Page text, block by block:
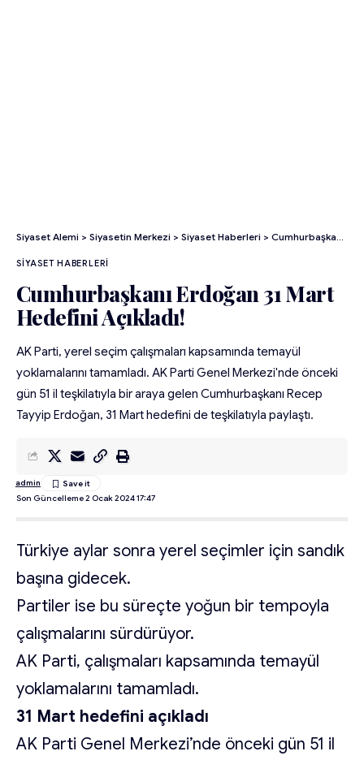
Siyaset Alemi > Siyasetin Merkezi > Siyaset Haberleri > Cumhurbaşkanı Erdoğan 31 Mart Hedefini Açıkladı!
SIYASET HABERLERI
Cumhurbaşkanı Erdoğan 31 Mart
Hedefini Açıkladı!
AK Parti, yerel seçim çalışmaları kapsamında temayül
yoklamalarını tamamladı. AK Parti Genel Merkezi'nde önceki
gün 51 il teşkilatıyla bir araya gelen Cumhurbaşkanı Recep
Tayyip Erdoğan, 31 Mart hedefini de teşkilatıyla paylaştı.
Son Güncelleme 2 Ocak 2024 17:47
admin
Türkiye aylar sonra yerel seçimler için sandık
başına gidecek.
Partiler ise bu süreçte yoğun bir tempoyla
çalışmalarını sürdürüyor.
AK Parti, çalışmaları kapsamında temayül
yoklamalarını tamamladı.
31 Mart hedefini açıkladı
AK Parti Genel Merkezi’nde önceki gün 51 il